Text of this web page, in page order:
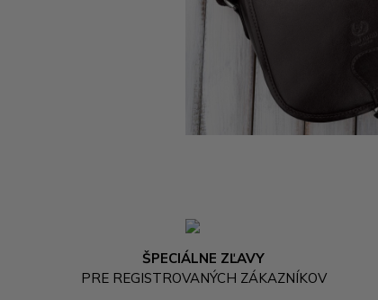
ŠPECIÁLNE ZĽAVY
PRE REGISTROVANÝCH ZÁKAZNÍKOV